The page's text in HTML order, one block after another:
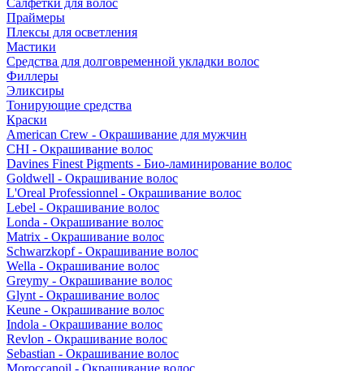
Салфетки для волос
Праймеры
Плексы для осветления
Мастики
Средства для долговременной укладки волос
Филлеры
Эликсиры
Тонирующие средства
Краски
American Crew - Окрашивание для мужчин
CHI - Окрашивание волос
Davines Finest Pigments - Био-ламинирование волос
Goldwell - Окрашивание волос
L'Oreal Professionnel - Окрашивание волос
Lebel - Окрашивание волос
Londa - Окрашивание волос
Matrix - Окрашивание волос
Schwarzkopf - Окрашивание волос
Wella - Окрашивание волос
Greymy - Окрашивание волос
Glynt - Окрашивание волос
Keune - Окрашивание волос
Indola - Окрашивание волос
Revlon - Окрашивание волос
Sebastian - Окрашивание волос
Moroccanoil - Окрашивание волос